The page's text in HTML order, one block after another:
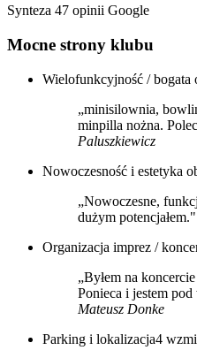
Synteza 47 opinii Google
Mocne strony klubu
Wielofunkcyjność / bogata
„minisilownia,
minpilla nożna.
Paluszkiewicz
Nowoczesność i estetyka
„Nowoczesne,
dużym potencjałem."
Organizacja imprez /
„Byłem na
Ponieca i jestem
Mateusz Donke
Parking i lokalizacja4